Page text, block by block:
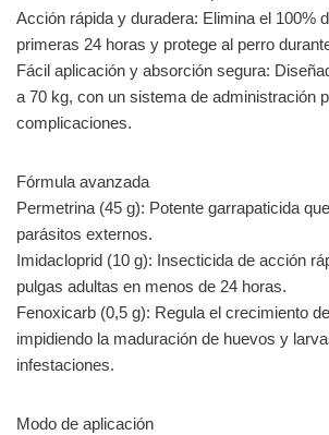
Acción rápida y duradera: Elimina el 100%
primeras 24 horas y protege al perro
Fácil aplicación y absorción segura:
a 70 kg, con un sistema de administración
complicaciones.
Fórmula avanzada
Permetrina (45 g): Potente garrapaticida
parásitos externos.
Imidacloprid (10 g): Insecticida de acción
pulgas adultas en menos de 24 horas.
Fenoxicarb (0,5 g): Regula el crecimiento
impidiendo la maduración de huevos y
infestaciones.
Modo de aplicación